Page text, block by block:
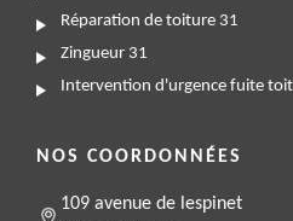
Réparation de toiture 31
Zingueur 31
Intervention d'urgence fuite
NOS COORDONNÉES
109 avenue de lespinet